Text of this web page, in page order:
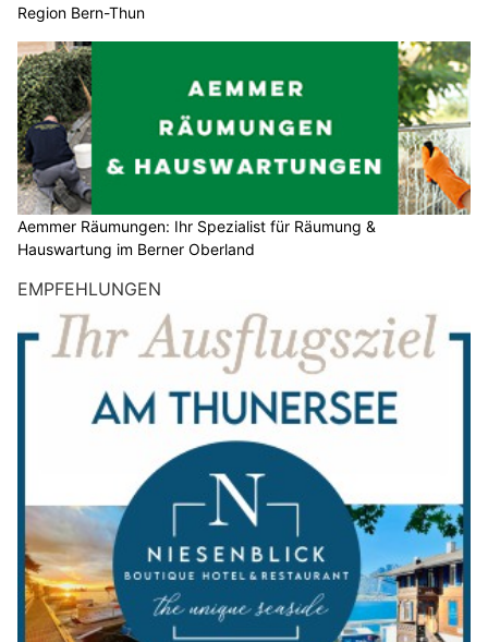
Region Bern-Thun
Aemmer Räumungen: Ihr Spezialist für Räumung &
Hauswartung im Berner Oberland
EMPFEHLUNGEN